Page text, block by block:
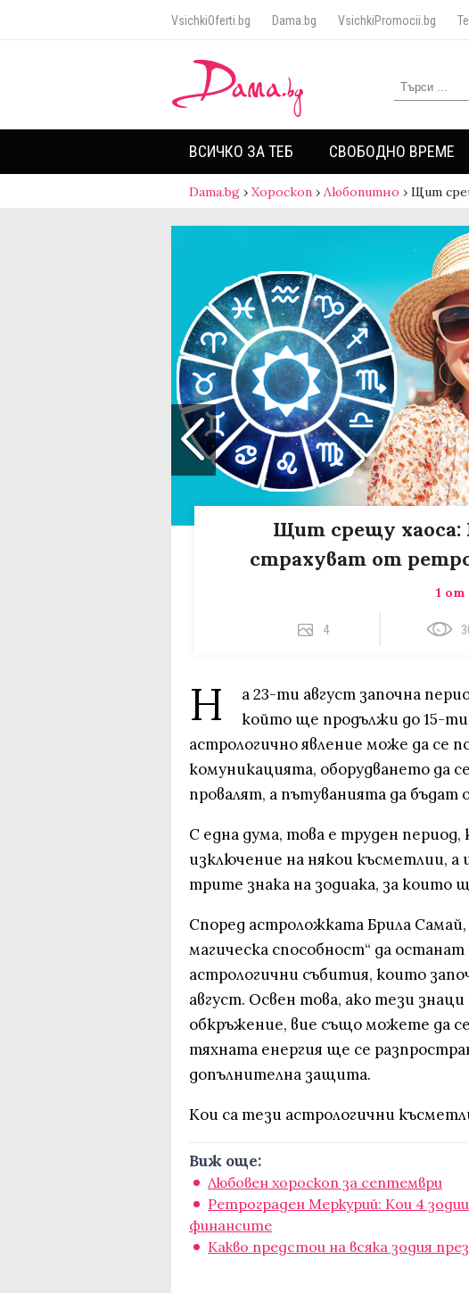
VsichkiOferti.bg Dama.bg VsichkiPromocii.bg
ВСИЧКО ЗА ТЕБ СВОБОДНО ВРЕМЕ
Dama.bg › Хороскоп › Любопитно › Щит
Щит срещу хаоса:
страхуват от
1 от
4
Н
а 23-ти август започна
който ще продължи до 15-
астрологично явление може да се
комуникацията, оборудването да
провалят, а пътуванията да
С една дума, това е труден период,
изключение на някои късметлии,
трите знака на зодиака, за които
Според астроложката Брила
магическа способност“ да
астрологични събития, които
август. Освен това, ако тези
обкръжение, вие също можете да
тяхната енергия ще се
допълнителна защита.
Кои са тези астрологични
Виж още:
Любовен хороскоп за септември
Ретрограден Меркурий: Кои 4
финансите
Какво предстои на всяка зодия